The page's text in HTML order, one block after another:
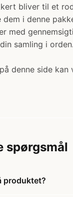
bliver til et
dem i denne
med
samling i
denne side
spørgsmål
produktet?